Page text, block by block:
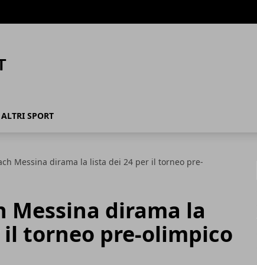
ALTRI SPORT
Messina dirama la lista dei 24 per il torneo pre-
Messina dirama la
torneo pre-olimpico